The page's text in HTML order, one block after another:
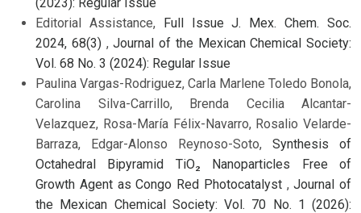
Editorial Assistance, Full Issue J. Mex. Chem. Soc.
2024, 68(3) ,Journal of the Mexican Chemical Society:
Vol. 68 No. 3 (2024): Regular Issue
Paulina Vargas-Rodriguez, Carla Marlene Toledo Bonola,
Carolina Silva-Carrillo, Brenda Cecilia Alcantar-
Velazquez, Rosa-María Félix-Navarro, Rosalio Velarde-
Barraza, Edgar-Alonso Reynoso-Soto, Synthesis of
Octahedral Bipyramid TiO₂ Nanoparticles Free of
Growth Agent as Congo Red Photocatalyst ,Journal of
the Mexican Chemical Society: Vol. 70 No. 1 (2026):